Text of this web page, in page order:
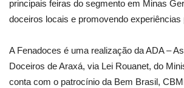
principais feiras do segmento em Minas
doceiros locais e promovendo experiências
A Fenadoces é uma realização da ADA –
Doceiros de Araxá, via Lei Rouanet, do
conta com o patrocínio da Bem Brasil,